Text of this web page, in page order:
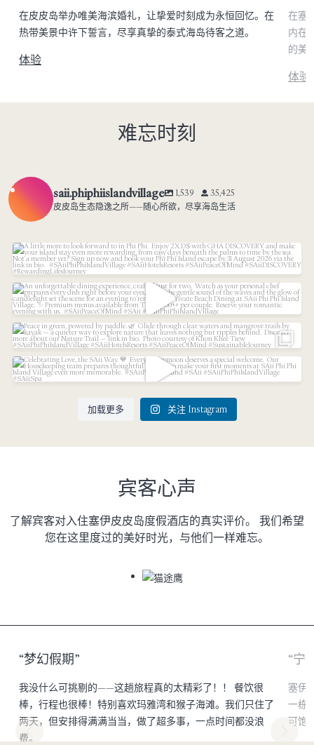
在皮皮岛举办唯美海滨婚礼，让挚爱时刻成为永恒回忆。在
热带美景中许下誓言，尽享真挚的泰式海岛待客之道。
体验
在塞
内在
的美
体验
难忘时刻
saii.phiphiislandvillage 1,539
35,425
皮皮岛生态隐逸之所——随心所欲，尽享海岛生活
A little more to look forward to in Phi Phi.⁠
...
15 1
An unforgettable dining experience, crafted just...
47 1
Peace in green, powered by paddle.
...
29 3
Celebrating Love, the SAii Way.
Every ...
加载更多 关注 Instagram
宾客心声
了解宾客对入住塞伊皮皮岛度假酒店的真实评价。 我们希望
您在这里度过的美好时光，与他们一样难忘。
“梦幻假期”
我没什么可挑剔的——这趟旅程真的太精彩了！！ 餐饮很
棒，行程也很棒！特别喜欢玛雅湾和猴子海滩。我们只住了
两天，但安排得满满当当，做了超多事，一点时间都没浪
费。
“宁
塞伊
一栋
可饱